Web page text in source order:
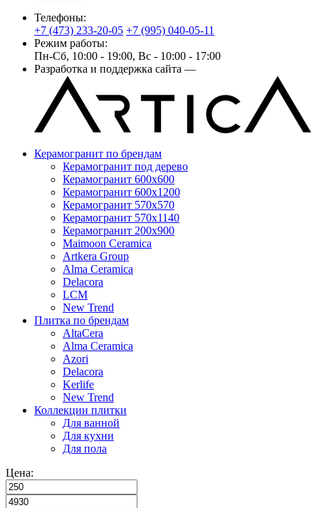
Телефоны:
+7 (473) 233-20-05 +7 (995) 040-05-11
Режим работы:
Пн-Сб, 10:00 - 19:00, Вс - 10:00 - 17:00
Разработка и поддержка сайта —
Керамогранит по брендам
Керамогранит под дерево
Керамогранит 600x600
Керамогранит 600x1200
Керамогранит 570x570
Керамогранит 570x1140
Керамогранит 200x900
Maimoon Ceramica
Artkera Group
Alma Ceramica
Delacora
LCM
New Trend
Плитка по брендам
AltaCera
Аlma Ceramica
Azori
Delacora
Kerlife
New Trend
Коллекции плитки
Для ванной
Для кухни
Для пола
Цена: